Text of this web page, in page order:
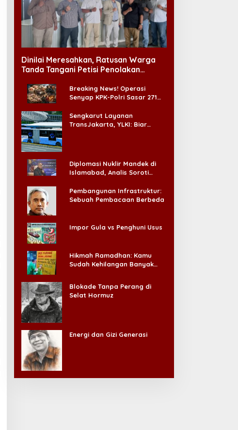
Dinilai Meresahkan, Ratusan Warga
Tanda Tangani Petisi Penolakan
Breaking News! Operasi
Senyap KPK-Polri Sasar 271
Ada ‘Badai Pemeriksaan’
Sengkarut Layanan
TransJakarta, YLKI: Biar
Diplomasi Nuklir Mandek di
Islamabad, Analis Soroti
Pembangunan Infrastruktur:
Sebuah Pembacaan Berbeda
Impor Gula vs Penghuni Usus
Hikmah Ramadhan: Kamu
Sudah Kehilangan Banyak
Blokade Tanpa Perang di
Selat Hormuz
Energi dan Gizi Generasi